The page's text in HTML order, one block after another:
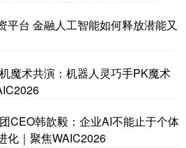
平台 金融人工智能如何释放潜能又
魔术共演：机器人灵巧手PK魔术
CEO韩歆毅：企业AI不能止于个体
化｜聚焦WAIC2026